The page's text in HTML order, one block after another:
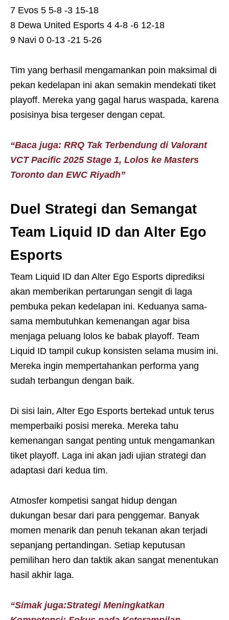
7 Evos 5 5-8 -3 15-18
8 Dewa United Esports 4 4-8 -6 12-18
9 Navi 0 0-13 -21 5-26
Tim yang berhasil mengamankan poin maksimal di
pekan kedelapan ini akan semakin mendekati tiket
playoff. Mereka yang gagal harus waspada, karena
posisinya bisa tergeser dengan cepat.
“Baca juga: RRQ Tak Terbendung di Valorant
VCT Pacific 2025 Stage 1, Lolos ke Masters
Toronto dan EWC Riyadh”
Duel Strategi dan Semangat
Team Liquid ID dan Alter Ego
Esports
Team Liquid ID dan Alter Ego Esports diprediksi
akan memberikan pertarungan sengit di laga
pembuka pekan kedelapan ini. Keduanya sama-
sama membutuhkan kemenangan agar bisa
menjaga peluang lolos ke babak playoff. Team
Liquid ID tampil cukup konsisten selama musim ini.
Mereka ingin mempertahankan performa yang
sudah terbangun dengan baik.
Di sisi lain, Alter Ego Esports bertekad untuk terus
memperbaiki posisi mereka. Mereka tahu
kemenangan sangat penting untuk mengamankan
tiket playoff. Laga ini akan jadi ujian strategi dan
adaptasi dari kedua tim.
Atmosfer kompetisi sangat hidup dengan
dukungan besar dari para penggemar. Banyak
momen menarik dan penuh tekanan akan terjadi
sepanjang pertandingan. Setiap keputusan
pemilihan hero dan taktik akan sangat menentukan
hasil akhir laga.
“Simak juga:Strategi Meningkatkan